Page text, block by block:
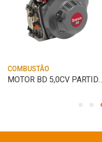
COMBUSTÃO
MOTOR BD 5,0CV